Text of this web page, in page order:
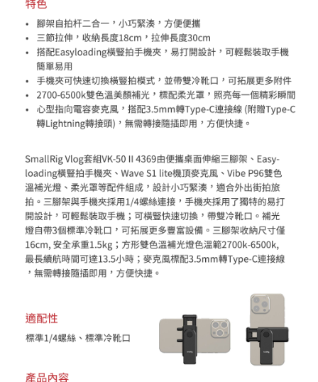
易，需依本服務之必要範圍內提供個人資料，並將交易相關給付款項請求債
權轉讓予恩沛科技股份有限公司。
２．關於個人資料處理事宜，請瀏覽以下網址：
https://aftee.tw/terms/#terms3
３．未成年的使用者請事先徵得法定代理人或監護人之同意方可使用
「AFTEE先享後付」，若未經同意申辦者引起之損失，本公司不負相關責
任。
４．使用「AFTEE先享後付」時，將依據個別帳號之用戶狀況，依本公司即
時審查核予不同之上限額度；若仍有額度不足之情形，本公司將視審查結果
請求用戶進行身份認證。